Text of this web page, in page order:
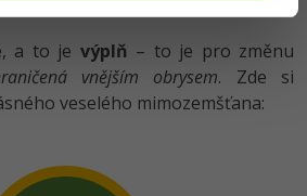
a to je výplň – to je pro změnu
vnějším obrysem. Zde si
veselého mimozemšťana: